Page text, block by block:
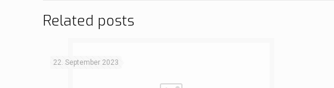
Related posts
22. September 2023